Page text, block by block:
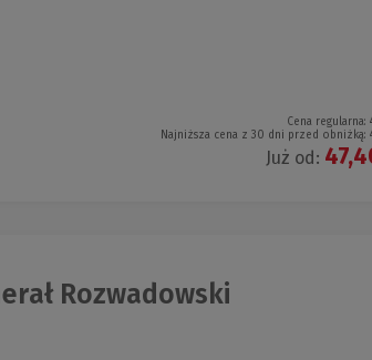
Cena regularna:
Najniższa cena z 30 dni przed obniżką:
Już od:
Rozwadowski